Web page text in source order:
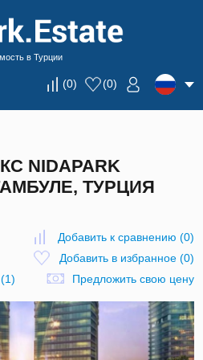
в Турции
(0) (0)
NIDAPARK
ТУРЦИЯ
Добавить к сравнению (0)
Добавить в избранное(0)
Предложить свою цену